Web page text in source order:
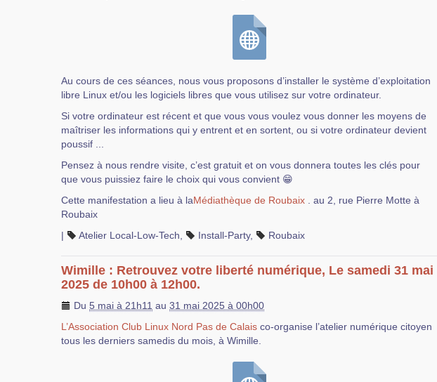
Au cours de ces séances, nous vous proposons d’installer le système d’exploitation
libre Linux et/ou les logiciels libres que vous utilisez sur votre ordinateur.
Si votre ordinateur est récent et que vous vous voulez vous donner les moyens de
maîtriser les informations qui y entrent et en sortent, ou si votre ordinateur devient
poussif ...
Pensez à nous rendre visite, c’est gratuit et on vous donnera toutes les clés pour
que vous puissiez faire le choix qui vous convient 😁
Cette manifestation a lieu à laMédiathèque de Roubaix . au 2, rue Pierre Motte à
Roubaix
|
Atelier Local-Low-Tech Install-Party, Roubaix
Wimille : Retrouvez votre liberté numérique, Le samedi 31 mai
2025 de 10h00 à 12h00.
Du 5 mai à 21h11 au 31 mai 2025 à 00h00
L’Association Club Linux Nord Pas de Calais co-organise l’atelier numérique citoyen
tous les derniers samedis du mois, à Wimille.